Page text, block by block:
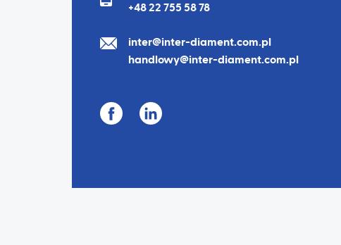
+48 22 755 58 78
inter@inter-diament.com.pl
handlowy@inter-diament.com.pl